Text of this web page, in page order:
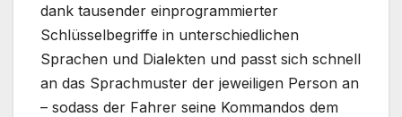
dank tausender einprogrammierter
Schlüsselbegriffe in unterschiedlichen
Sprachen und Dialekten und passt sich schnell
an das Sprachmuster der jeweiligen Person an
– sodass der Fahrer seine Kommandos dem